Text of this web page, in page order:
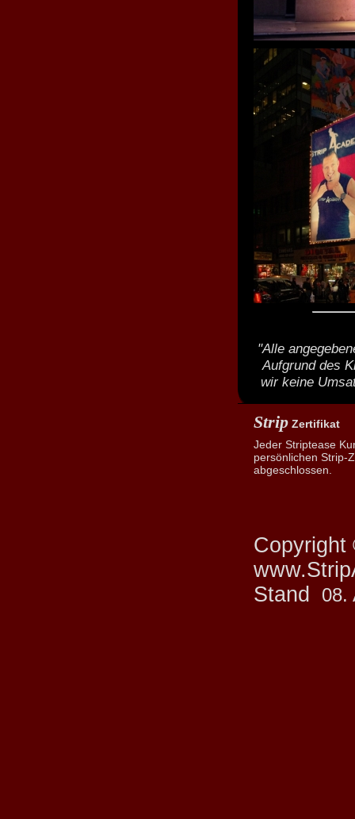
"Alle
Aufgrund des
wir keine
Strip Zertifikat
Jeder Striptease
persönlichen Strip-
abgeschlossen.
Stand
08.